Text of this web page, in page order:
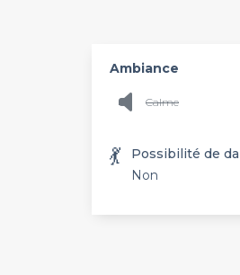
Ambiance
Calme
💃
Possibilité de
Non